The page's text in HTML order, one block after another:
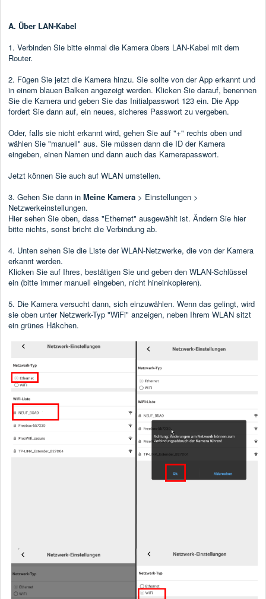
A. Über LAN-Kabel
1. Verbinden Sie bitte einmal die Kamera übers LAN-Kabel mit dem
Router.
2. Fügen Sie jetzt die Kamera hinzu. Sie sollte von der App erkannt und
in einem blauen Balken angezeigt werden. Klicken Sie darauf, benennen
Sie die Kamera und geben Sie das Initialpasswort 123 ein. Die App
fordert Sie dann auf, ein neues, sicheres Passwort zu vergeben.
Oder, falls sie nicht erkannt wird, gehen Sie auf "+" rechts oben und
wählen Sie "manuell" aus. Sie müssen dann die ID der Kamera
eingeben, einen Namen und dann auch das Kamerapasswort.
Jetzt können Sie auch auf WLAN umstellen.
3. Gehen Sie dann in Meine Kamera > Einstellungen >
Netzwerkeinstellungen.
Hier sehen Sie oben, dass "Ethernet" ausgewählt ist. Ändern Sie hier
bitte nichts, sonst bricht die Verbindung ab.
4. Unten sehen Sie die Liste der WLAN-Netzwerke, die von der Kamera
erkannt werden.
Klicken Sie auf Ihres, bestätigen Sie und geben den WLAN-Schlüssel
ein (bitte immer manuell eingeben, nicht hineinkopieren).
5. Die Kamera versucht dann, sich einzuwählen. Wenn das gelingt, wird
sie oben unter Netzwerk-Typ "WiFi" anzeigen, neben Ihrem WLAN sitzt
ein grünes Häkchen.